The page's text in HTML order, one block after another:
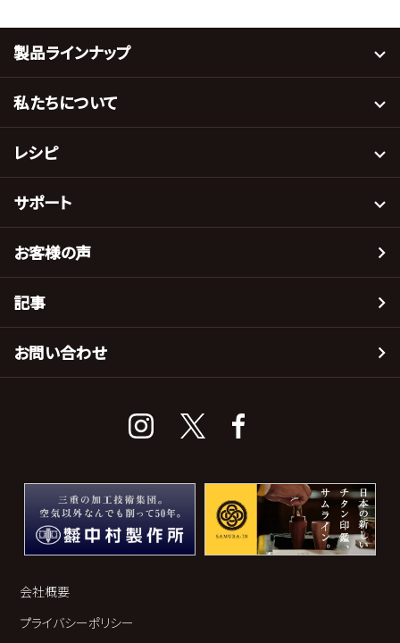
製品ラインナップ
私たちについて
レシピ
サポート
お客様の声
記事
お問い合わせ
会社概要
プライバシーポリシー